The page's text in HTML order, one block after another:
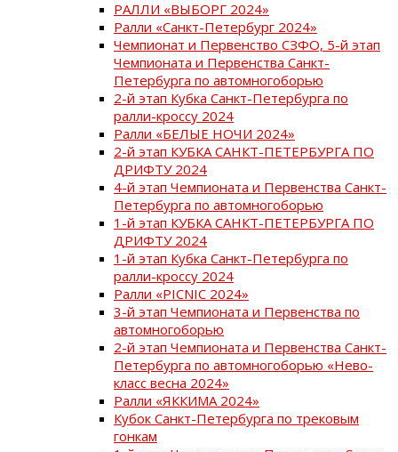
РАЛЛИ «ВЫБОРГ 2024»
Ралли «Санкт-Петербург 2024»
Чемпионат и Первенство СЗФО, 5-й этап
Чемпионата и Первенства Санкт-
Петербурга по автомногоборью
2-й этап Кубка Санкт-Петербурга по
ралли-кроссу 2024
Ралли «БЕЛЫЕ НОЧИ 2024»
2-й этап КУБКА САНКТ-ПЕТЕРБУРГА ПО
ДРИФТУ 2024
4-й этап Чемпионата и Первенства Санкт-
Петербурга по автомногоборью
1-й этап КУБКА САНКТ-ПЕТЕРБУРГА ПО
ДРИФТУ 2024
1-й этап Кубка Санкт-Петербурга по
ралли-кроссу 2024
Ралли «PICNIC 2024»
3-й этап Чемпионата и Первенства по
автомногоборью
2-й этап Чемпионата и Первенства Санкт-
Петербурга по автомногоборью «Нево-
класс весна 2024»
Ралли «ЯККИМА 2024»
Кубок Санкт-Петербурга по трековым
гонкам